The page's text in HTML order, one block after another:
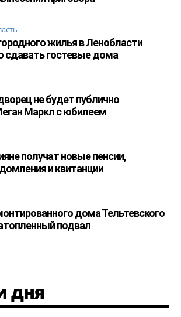
жилья в Ленобласти
сдавать гостевые дома
не будет публично
Маркл с юбилеем
получат новые пенсии,
и квитанции
дома Тельтевского
подвал
дня